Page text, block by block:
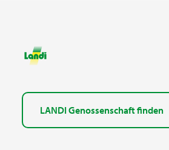
LANDI Genossenschaft finden